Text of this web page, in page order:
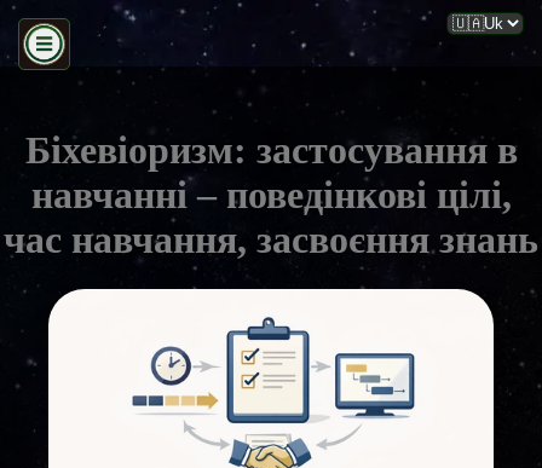
Біхевіоризм: застосування в
навчанні – поведінкові цілі,
час навчання, засвоєння знань